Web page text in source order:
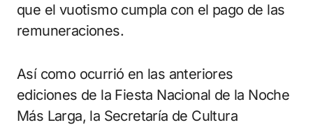
que el vuotismo cumpla con el pago de las
remuneraciones.
Así como ocurrió en las anteriores
ediciones de la Fiesta Nacional de la Noche
Más Larga, la Secretaría de Cultura